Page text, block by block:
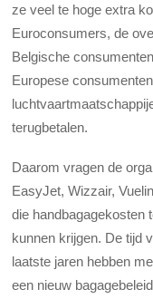
ze veel te hoge extra
Euroconsumers, de
Belgische
Europese
terugbetalen.
Daarom vragen de
EasyJet, Wizzair,
die handbagagekosten
kunnen krijgen. De tijd
laatste jaren hebben
een nieuw